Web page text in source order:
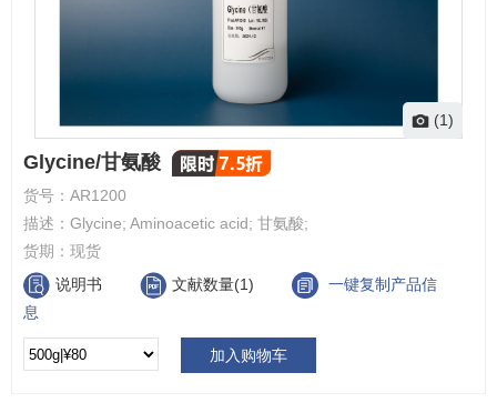
(1)
Glycine/甘氨酸
货号： AR1200
描述： Glycine; Aminoacetic acid; 甘氨酸;
货期： 现货
说明书
文献数量(1)
一键复制产品信
息
加入购物车